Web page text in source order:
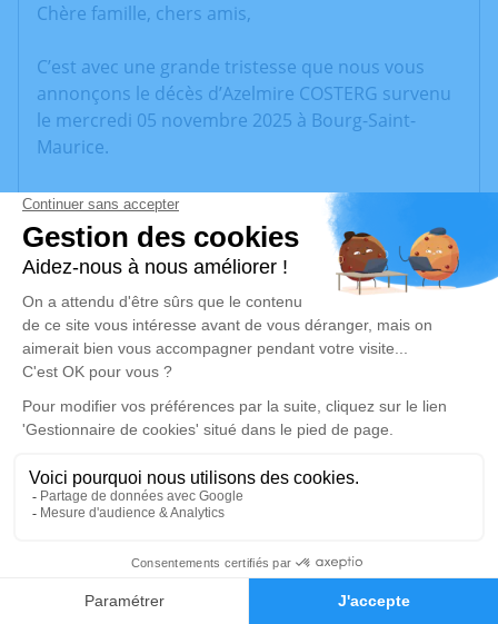
Faire-part Hommages
Chère famille, chers amis,
C’est avec une grande tristesse que nous vous
annonçons le décès d’Azelmire COSTERG survenu
le mercredi 05 novembre 2025 à Bourg-Saint-
Maurice.
Nous vous invitons à utiliser cet espace pour
laisser vos condoléances, partager des photos
souvenirs, une anecdote ou exprimer vos pensées
à travers des poèmes ou des textes. Cet endroit
est un lieu d'expression dédié à honorer la
mémoire d’Azelmire COSTERG.
Un service de plantation d’arbre hommage est
disponible ici.
Je rends hommage
jeudi 13 novembre 2025 à 15h00
EGLISE